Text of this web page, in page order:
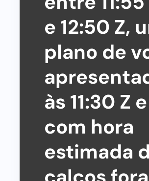
e 12:50 Z,
plano de
às 11:30 Z e
com hora
estimada